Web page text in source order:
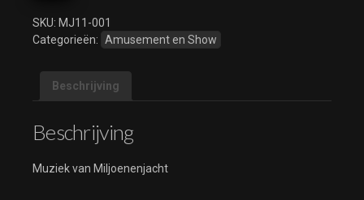
SKU: MJ11-001
Categorieën: Amusement en Show
Beschrijving
Beschrijving
Muziek van Miljoenenjacht